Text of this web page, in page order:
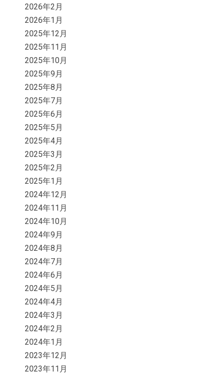
2026年2月
2026年1月
2025年12月
2025年11月
2025年10月
2025年9月
2025年8月
2025年7月
2025年6月
2025年5月
2025年4月
2025年3月
2025年2月
2025年1月
2024年12月
2024年11月
2024年10月
2024年9月
2024年8月
2024年7月
2024年6月
2024年5月
2024年4月
2024年3月
2024年2月
2024年1月
2023年12月
2023年11月